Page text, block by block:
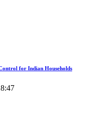
for Indian Households